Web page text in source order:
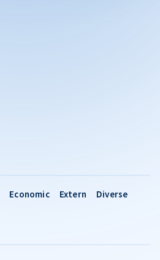
Economic Extern Diverse